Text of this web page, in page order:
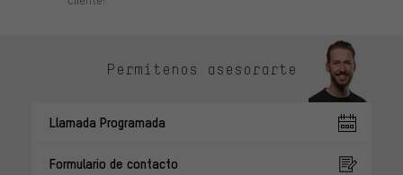
Permítenos asesorarte
Llamada Programada
Formulario de contacto